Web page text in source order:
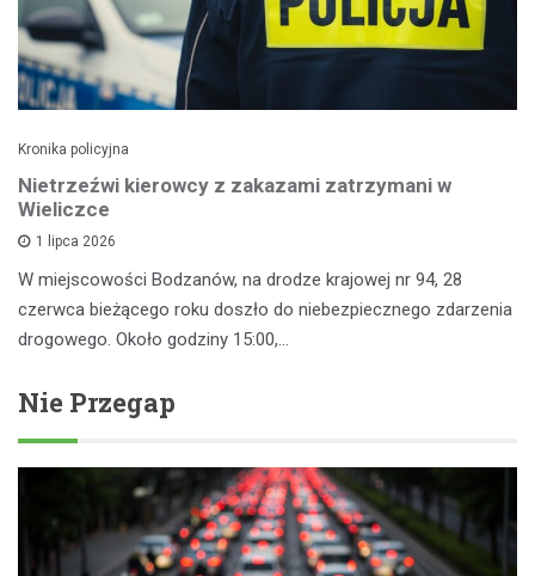
Kronika policyjna
Nietrzeźwi kierowcy z zakazami zatrzymani w
Wieliczce
1 lipca 2026
W miejscowości Bodzanów, na drodze krajowej nr 94, 28
czerwca bieżącego roku doszło do niebezpiecznego zdarzenia
drogowego. Około godziny 15:00,…
Nie Przegap